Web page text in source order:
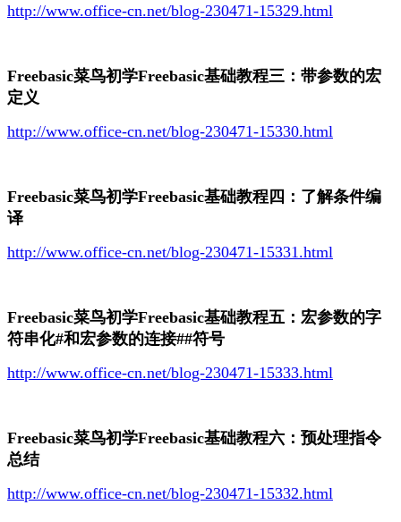
http://www.office-cn.net/blog-230471-15329.html
Freebasic菜鸟初学Freebasic基础教程三：带参数的宏
定义
http://www.office-cn.net/blog-230471-15330.html
Freebasic菜鸟初学Freebasic基础教程四：了解条件编
译
http://www.office-cn.net/blog-230471-15331.html
Freebasic菜鸟初学Freebasic基础教程五：宏参数的字
符串化#和宏参数的连接##符号
http://www.office-cn.net/blog-230471-15333.html
Freebasic菜鸟初学Freebasic基础教程六：预处理指令
总结
http://www.office-cn.net/blog-230471-15332.html